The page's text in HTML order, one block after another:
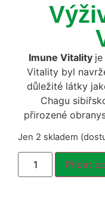
Imune Vitality
Vitality byl
důležité látky
Chagu
přirozené
Jen 2 skladem
Přidat